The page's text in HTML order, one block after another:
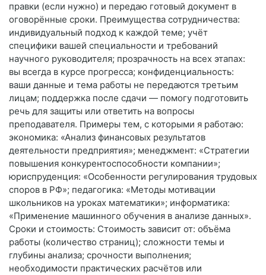
правки (если нужно) и передаю готовый документ в
оговорённые сроки. Преимущества сотрудничества:
индивидуальный подход к каждой теме; учёт
специфики вашей специальности и требований
научного руководителя; прозрачность на всех этапах:
вы всегда в курсе прогресса; конфиденциальность:
ваши данные и тема работы не передаются третьим
лицам; поддержка после сдачи — помогу подготовить
речь для защиты или ответить на вопросы
преподавателя. Примеры тем, с которыми я работаю:
экономика: «Анализ финансовых результатов
деятельности предприятия»; менеджмент: «Стратегии
повышения конкурентоспособности компании»;
юриспруденция: «Особенности регулирования трудовых
споров в РФ»; педагогика: «Методы мотивации
школьников на уроках математики»; информатика:
«Применение машинного обучения в анализе данных».
Сроки и стоимость: Стоимость зависит от: объёма
работы (количество страниц); сложности темы и
глубины анализа; срочности выполнения;
необходимости практических расчётов или